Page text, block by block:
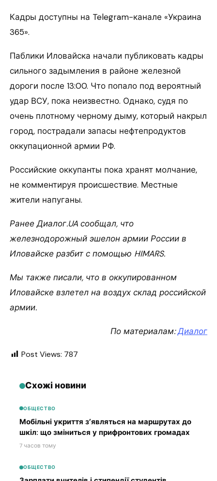
Кадры доступны на Telegram-канале «Украина
365».
Паблики Иловайска начали публиковать кадры
сильного задымления в районе железной
дороги после 13:00. Что попало под вероятный
удар ВСУ, пока неизвестно. Однако, судя по
очень плотному черному дыму, который накрыл
город, пострадали запасы нефтепродуктов
оккупационной армии РФ.
Российские оккупанты пока хранят молчание,
не комментируя происшествие. Местные
жители напуганы.
Ранее Диалог.UA сообщал, что
железнодорожный эшелон армии России в
Иловайске разбит с помощью HIMARS.
Мы также писали, что в оккупированном
Иловайске взлетел на воздух склад российской
армии.
По материалам:Диалог
Post Views: 787
Схожі новини
ОБЩЕСТВО
Мобільні укриття з’являться на маршрутах до
шкіл: що зміниться у прифронтових громадах
7 часов тому
ОБЩЕСТВО